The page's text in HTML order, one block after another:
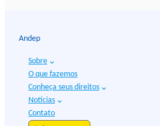
Andep
Sobre
O que fazemos
Conheça seus direitos
Notícias
Contato